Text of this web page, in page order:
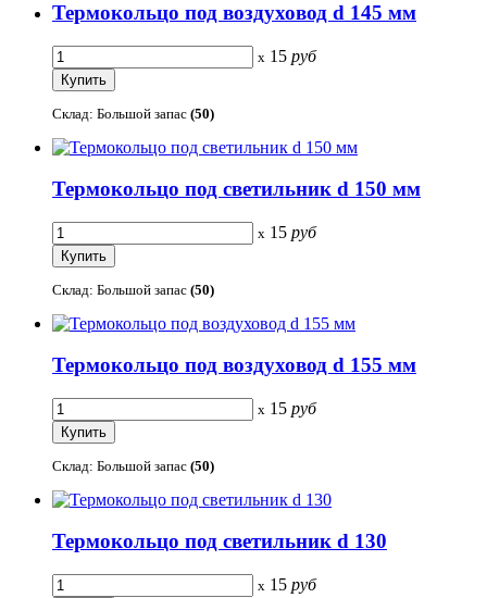
Термокольцо под воздуховод d 145 мм
x 15 руб
Склад: Большой запас (50)
Термокольцо под светильник d 150 мм
x 15 руб
Склад: Большой запас (50)
Термокольцо под воздуховод d 155 мм
x 15 руб
Склад: Большой запас (50)
Термокольцо под светильник d 130
x 15 руб